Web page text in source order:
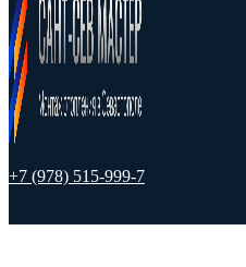
+7 (978) 515-999-7